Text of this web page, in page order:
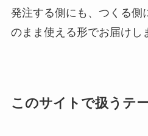
発注する側にも、つくる側
のまま使える形でお届けし
このサイトで扱うテ